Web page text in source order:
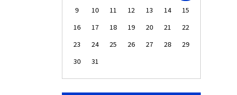
9
10 11 12 13 14
15
16
17 18 19 20 21
22
23
24 25 26 27 28
29
30
31